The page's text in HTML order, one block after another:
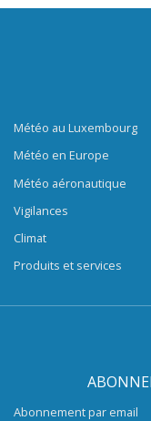
Météo au Luxembourg
Météo en Europe
Météo aéronautique
Vigilances
Climat
Produits et services
Abonnement par email